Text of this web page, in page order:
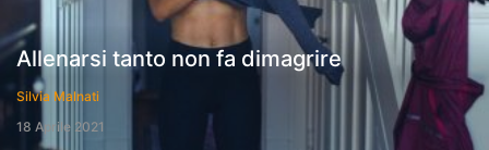
Allenarsi tanto non fa dimagrire
Silvia Malnati
18 Aprile 2021